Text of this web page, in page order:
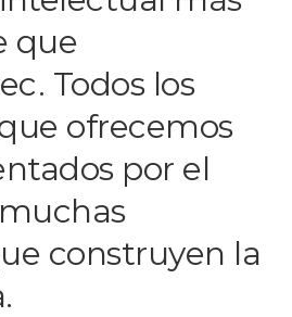
que
. Todos los
ofrecemos
por el
construyen la